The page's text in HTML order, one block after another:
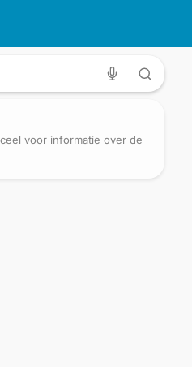
voor informatie over de